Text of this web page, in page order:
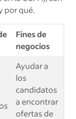
por qué.
Fines de
negocios
Ayudar a
los
candidatos
a encontrar
ofertas de